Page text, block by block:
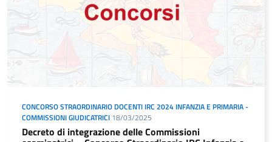
CONCORSO STRAORDINARIO DOCENTI IRC 2024 INFANZIA E PRIMARIA -
COMMISSIONI GIUDICATRICI 18/03/2025
Decreto di integrazione delle Commissioni